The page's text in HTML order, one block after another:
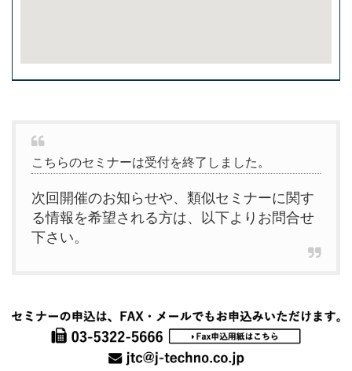
こちらのセミナーは受付を終了しました。
次回開催のお知らせや、類似セミナーに関す
る情報を希望される方は、以下よりお問合せ
下さい。